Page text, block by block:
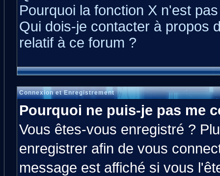
Pourquoi la fonction X n'est
Qui dois-je contacter à propos
relatif à ce forum ?
Connexion et Enregistrement
Pourquoi ne puis-je pas me
Vous êtes-vous enregistré ?
enregistrer afin de vous
message est affiché si vous